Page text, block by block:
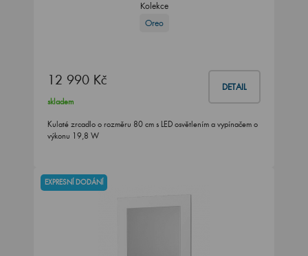
Kolekce
Oreo
12 990 Kč DETAIL
skladem
Kulaté zrcadlo o rozměru 80 cm s LED osvětlením a vypínačem o
výkonu 19,8 W
EXPRESNÍ DODÁNÍ